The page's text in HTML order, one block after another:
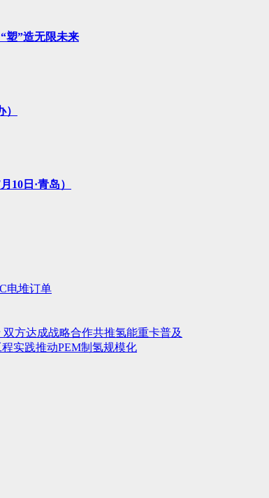
塑”造无限未来
10日·青岛）
电堆订单
方达成战略合作共推氢能重卡普及
实践推动PEM制氢规模化